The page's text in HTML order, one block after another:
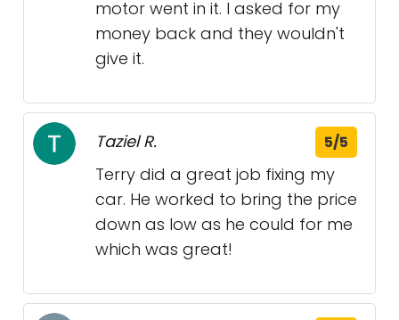
motor went in it. I asked for my
money back and they wouldn't
give it.
Taziel R. 5/5
Terry did a great job fixing my
car. He worked to bring the price
down as low as he could for me
which was great!